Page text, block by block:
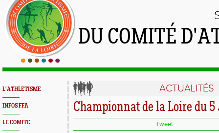
DU COMITÉ
L'ATHLETISME
INFOS FFA
LE COMITE
ACTUALITÉS
Championnat de la Loire du
Tweet